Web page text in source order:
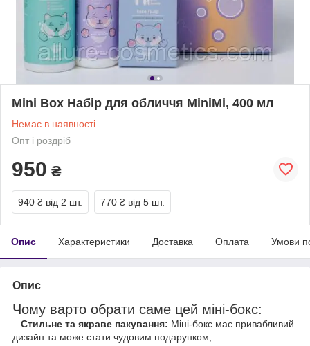
Mini Box Набір для обличчя MiniMi, 400 мл
Немає в наявності
Опт і роздріб
950 ₴
940 ₴ від 2 шт. 770 ₴ від 5 шт.
Опис Характеристики Доставка Оплата Умови
Опис
Чому варто обрати саме цей міні-бокс:
– Стильне та якраве пакування: Міні-бокс має привабливий
дизайн та може стати чудовим подарунком;